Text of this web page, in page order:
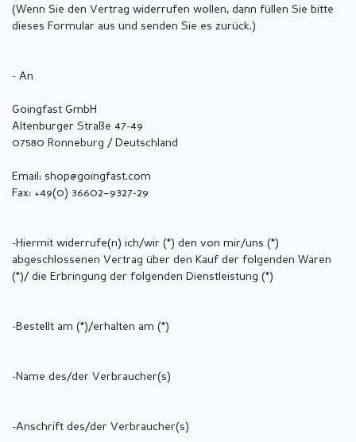
(Wenn Sie den Vertrag widerrufen wollen, dann füllen Sie bitte
dieses Formular aus und senden Sie es zurück.)
- An
Goingfast GmbH
Altenburger Straße 47-49
07580 Ronneburg / Deutschland
Email: shop@goingfast.com
Fax: +49(0) 36602–9327-29
-Hiermit widerrufe(n) ich/wir (*) den von mir/uns (*)
abgeschlossenen Vertrag über den Kauf der folgenden Waren
(*)/ die Erbringung der folgenden Dienstleistung (*)
-Bestellt am (*)/erhalten am (*)
-Name des/der Verbraucher(s)
-Anschrift des/der Verbraucher(s)